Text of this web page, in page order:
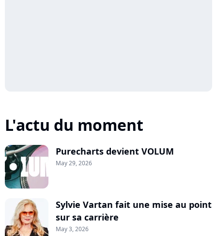
L'actu du moment
Purecharts devient VOLUM
May 29, 2026
Sylvie Vartan fait une mise au point
sur sa carrière
May 3, 2026